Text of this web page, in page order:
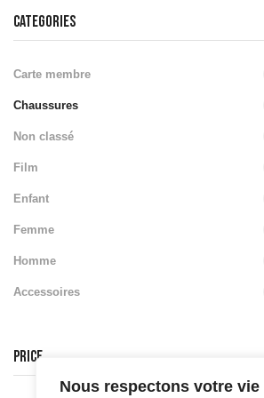
Nous respectons votre vie
CATEGORIES
Carte membre
Chaussures
Non classé
Film
Enfant
Femme
Homme
Accessoires
PRICE